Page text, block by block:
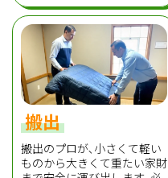
搬出
搬出のプロが､小さくて軽い
ものから大きくて重たい家財